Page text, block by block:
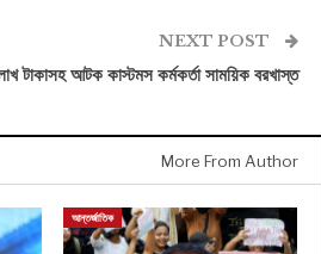
NEXT POST
টাকাসহ আটক কাস্টমস কর্মকর্তা সাময়িক বরখাস্ত
More From Author
আন্তর্জাতিক